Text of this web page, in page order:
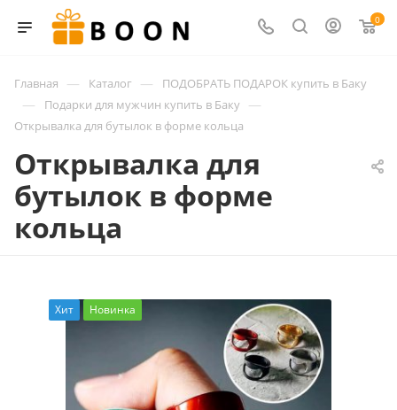
0
Главная — Каталог — ПОДОБРАТЬ ПОДАРОК купить в Баку
— Подарки для мужчин купить в Баку —
Открывалка для бутылок в форме кольца
Открывалка для
бутылок в форме
кольца
Хит Новинка